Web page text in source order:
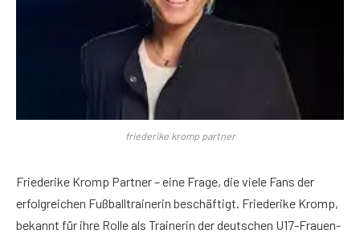
friederike kromp partner
Friederike Kromp Partner – eine Frage, die viele Fans der
erfolgreichen Fußballtrainerin beschäftigt. Friederike Kromp,
bekannt für ihre Rolle als Trainerin der deutschen U17-Frauen-